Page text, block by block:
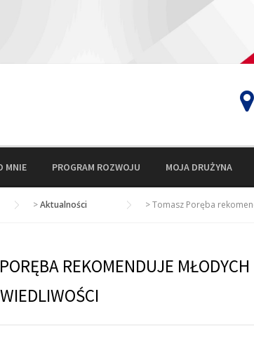
MNIE PROGRAM ROZWOJU MOJA DRUŻYNA
>Aktualności >Tomasz Poręba
REKOMENDUJE